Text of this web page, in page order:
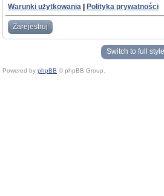
Warunki użytkowania
Polityka prywatności
Zarejestruj
Switch to full style
Powered by phpBB © phpBB Group.